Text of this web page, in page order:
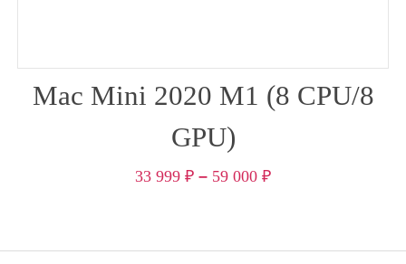
Mac Mini 2020 M1 (8 CPU/8
GPU)
33 999 ₽ – 59 000 ₽